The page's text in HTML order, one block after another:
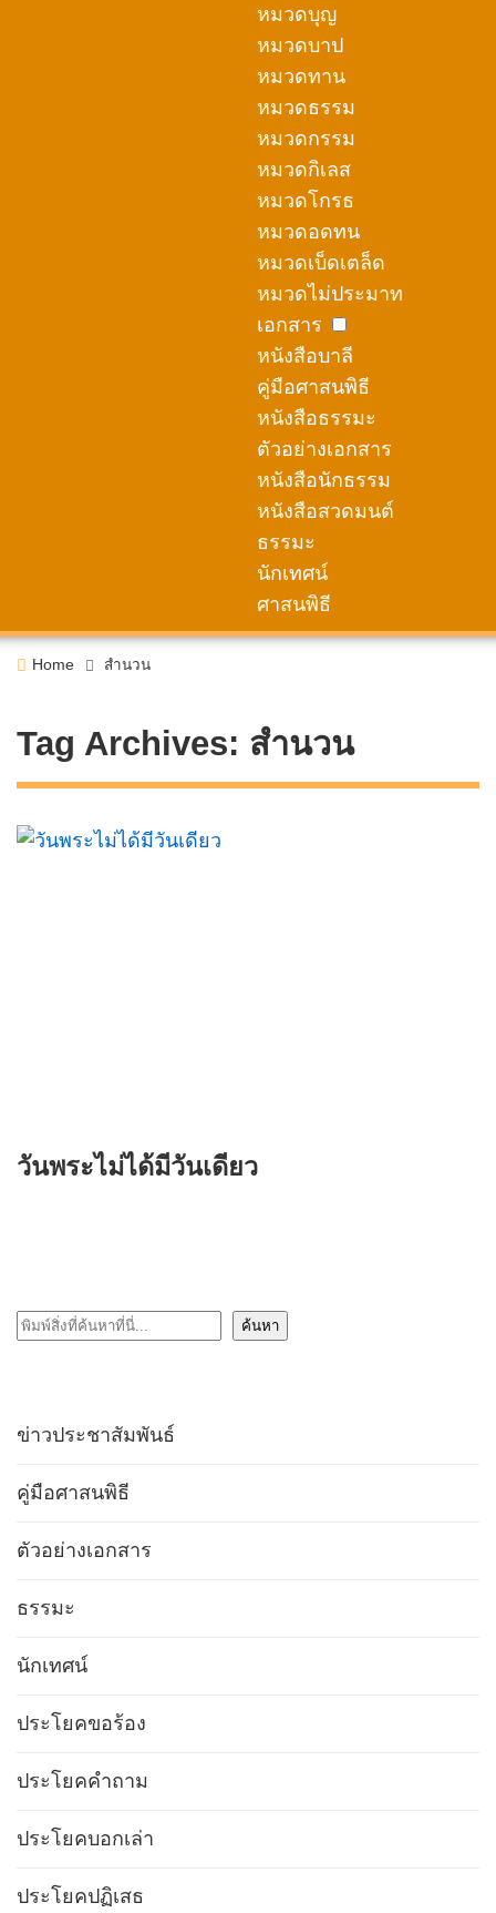
หมวดบุญ
หมวดบาป
หมวดทาน
หมวดธรรม
หมวดกรรม
หมวดกิเลส
หมวดโกรธ
หมวดอดทน
หมวดเบ็ดเตล็ด
หมวดไม่ประมาท
เอกสาร
หนังสือบาลี
คู่มือศาสนพิธี
หนังสือธรรมะ
ตัวอย่างเอกสาร
หนังสือนักธรรม
หนังสือสวดมนต์
ธรรมะ
นักเทศน์
ศาสนพิธี
Home สำนวน
Tag Archives: สำนวน
วันพระไม่ได้มีวันเดียว
ค้นหา ค้นหา
ข่าวประชาสัมพันธ์
คู่มือศาสนพิธี
ตัวอย่างเอกสาร
ธรรมะ
นักเทศน์
ประโยคขอร้อง
ประโยคคำถาม
ประโยคบอกเล่า
ประโยคปฏิเสธ